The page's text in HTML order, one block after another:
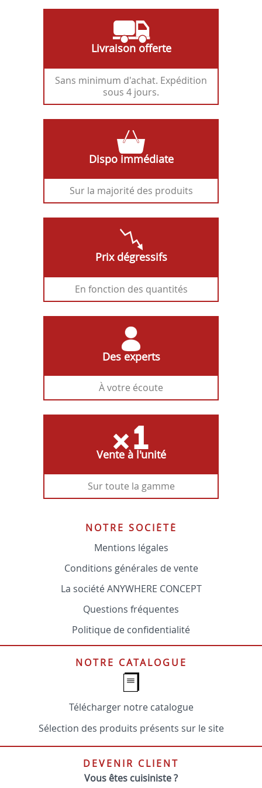
Livraison offerte
Sans minimum d'achat. Expédition
sous 4 jours.
Dispo immédiate
Sur la majorité des produits
Prix dégressifs
En fonction des quantités
Des experts
À votre écoute
Vente à l'unité
Sur toute la gamme
NOTRE SOCIÉTÉ
Mentions légales
Conditions générales de vente
La société ANYWHERE CONCEPT
Questions fréquentes
Politique de confidentialité
NOTRE CATALOGUE
Télécharger notre catalogue
Sélection des produits présents sur le site
DEVENIR CLIENT
Vous êtes cuisiniste ?